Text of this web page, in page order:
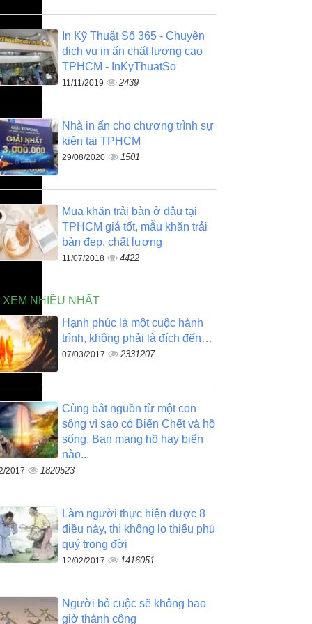
In Kỹ Thuật Số 365 - Chuyên
dịch vụ in ấn chất lượng cao
TPHCM - InKyThuatSo
11/11/2019 2439
Nhà in ấn cho chương trình sự
kiện tại TPHCM
29/08/2020 1501
Mua khăn trải bàn ở đâu tại
TPHCM giá tốt, mẫu khăn trải
bàn đẹp, chất lượng
11/07/2018 4422
XEM NHIỀU NHẤT
Hạnh phúc là một cuộc hành
trình, không phải là đích đến…
07/03/2017 2331207
Cùng bắt nguồn từ một con
sông vì sao có Biển Chết và hồ
sống. Bạn mang hồ hay biển
nào...
2017 1820523
Làm người thực hiện được 8
điều này, thì không lo thiếu phú
quý trong đời
12/02/2017 1416051
Người bỏ cuộc sẽ không bao
giờ thành công